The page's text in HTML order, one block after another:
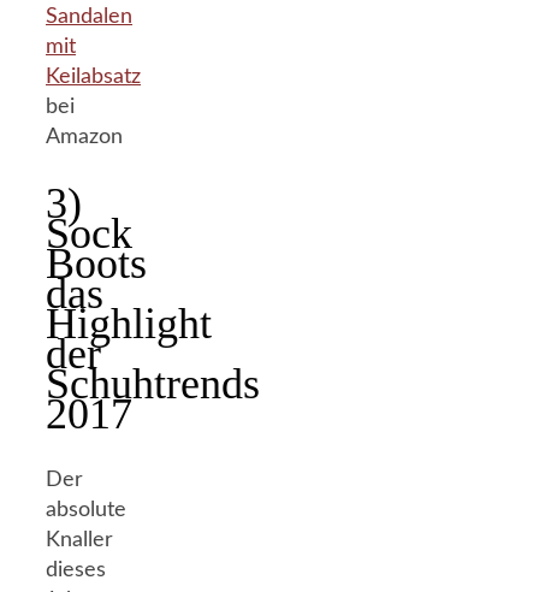
Sandalen
mit
Keilabsatz
bei
Amazon
3)
Sock
Boots
das
Highlight
der
Schuhtrends
2017
Der
absolute
Knaller
dieses